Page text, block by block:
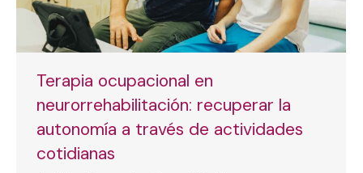
Terapia ocupacional en
neurorrehabilitación: recuperar la
autonomía a través de actividades
cotidianas